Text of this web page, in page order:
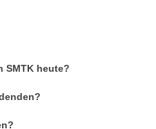
SMTK heute?